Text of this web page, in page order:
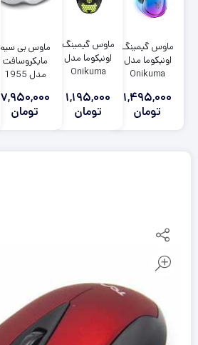
ماوس گیمینگ
اونیکوما مدل
Onikuma
1,495,000
تومان
ماوس گیمینگ
اونیکوما مدل
Onikuma
1,195,000
تومان
ماوس بی سیم
مایکروسافت
مدل 1955
Ergonomic
7,950,000
تومان